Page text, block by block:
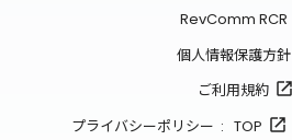
RevComm RCR
個人情報保護方針
ご利用規約
プライバシーポリシー : TOP